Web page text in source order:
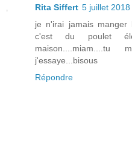
Rita Siffert 5 juillet
je n'irai jamais
c'est du poulet
j'essaye...bisous
Répondre